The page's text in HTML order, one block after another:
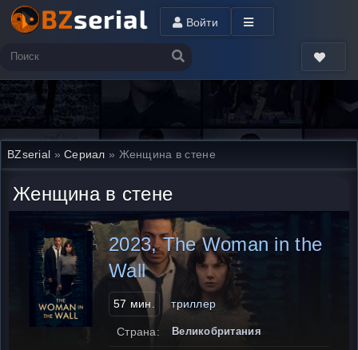
Войти
BZserial »Сериал » Женщина в стене
Женщина в стене
2023, The Woman in the
Wall
57 мин. триллер
Страна: Великобритания